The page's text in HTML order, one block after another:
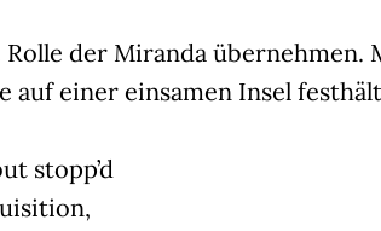
der Miranda übernehmen.
auf einer einsamen Insel
stopp’d